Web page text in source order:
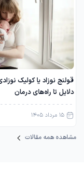
قولنج نوزاد یا کولیک
دلایل تا راه‌های درمان
15 مرداد 1405
مشاهده همه مقالات